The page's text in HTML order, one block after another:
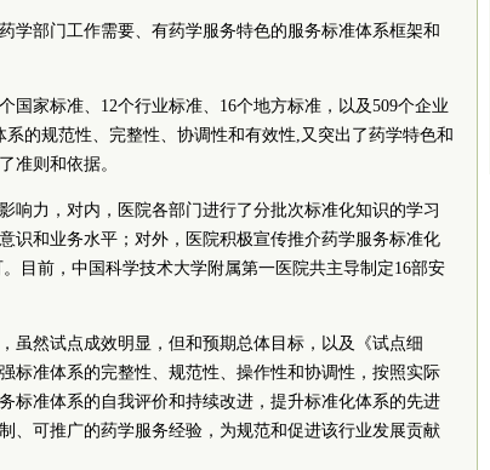
学部门工作需要、有药学服务特色的服务标准体系框架和
国家标准、12个行业标准、16个地方标准，以及509个企业
的规范性、完整性、协调性和有效性,又突出了药学特色和
准则和依据。
响力，对内，医院各部门进行了分批次标准化知识的学习
识和业务水平；对外，医院积极宣传推介药学服务标准化
目前，中国科学技术大学附属第一医院共主导制定16部安
虽然试点成效明显，但和预期总体目标，以及《试点细
标准体系的完整性、规范性、操作性和协调性，按照实际
标准体系的自我评价和持续改进，提升标准化体系的先进
、可推广的药学服务经验，为规范和促进该行业发展贡献